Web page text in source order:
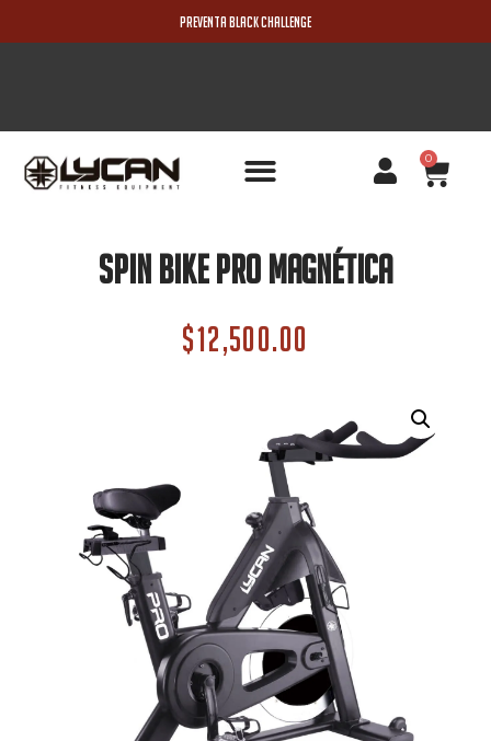
PREVENTA BLACK CHALLENGE
0
Spin Bike PRO Magnética
$12,500.00